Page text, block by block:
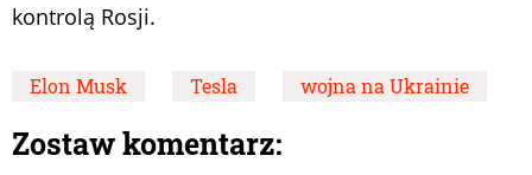
kontrolą Rosji.
Elon Musk Tesla wojna na Ukrainie
Zostaw komentarz: